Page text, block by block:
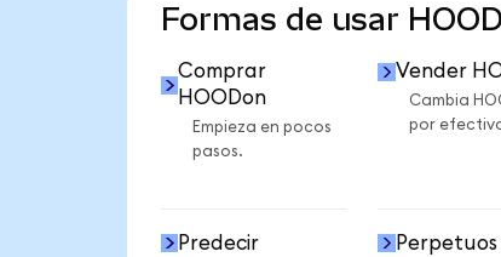
Formas de usar
Comprar
HOODon
Empieza en pocos
pasos.
Vender
Cambia
por
Predecir Perpetuos